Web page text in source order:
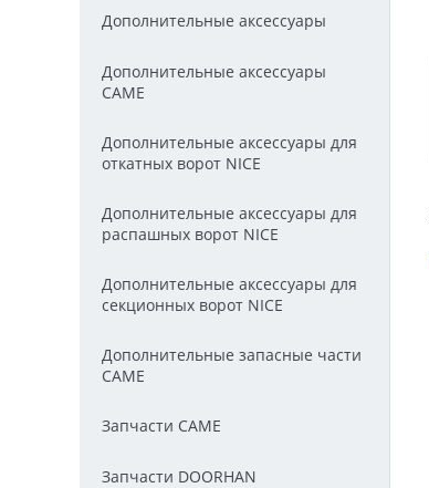
Дополнительные аксессуары
Дополнительные аксессуары
CAME
Дополнительные аксессуары для
откатных ворот NICE
Дополнительные аксессуары для
распашных ворот NICE
Дополнительные аксессуары для
секционных ворот NICE
Дополнительные запасные части
CAME
Запчасти CAME
Запчасти DOORHAN